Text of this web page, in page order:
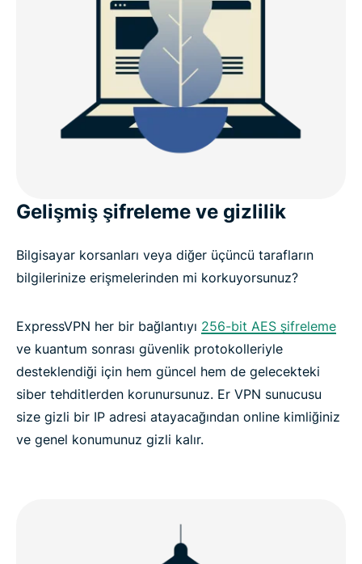
Gelişmiş şifreleme ve gizlilik
Bilgisayar korsanları veya diğer üçüncü tarafların
bilgilerinize erişmelerinden mi korkuyorsunuz?
ExpressVPN her bir bağlantıyı 256-bit AES şifreleme
ve kuantum sonrası güvenlik protokolleriyle
desteklendiği için hem güncel hem de gelecekteki
siber tehditlerden korunursunuz. Er VPN sunucusu
size gizli bir IP adresi atayacağından online kimliğiniz
ve genel konumunuz gizli kalır.